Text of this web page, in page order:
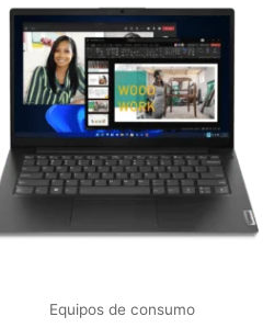
Equipos de consumo